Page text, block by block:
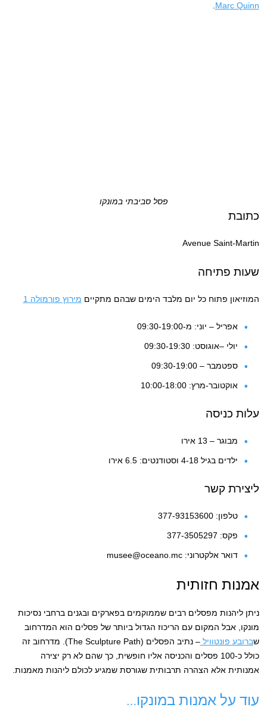
Marc Quinn
פסל סביבתי במונקו
כתובת
Avenue Saint-Martin
שעות פתיחה
המוזיאון פתוח כל יום מלבד הימים שבהם מתקיים מירוץ פורמולה 1
אפריל – יוני: מ-09:30-19:00
יולי –אוגוסט: 09:30-19:30
ספטמבר – 09:30-19:00
אוקטובר-מרץ: 10:00-18:00
עלות כניסה
מבוגר – 13 אירו
ילדים בגיל 4-18 וסטודנטים: 6.5 אירו
ליצירת קשר
טלפון: 377-93153600
פקס: 377-3505297
דואר אלקטרוני: musee@oceano.mc
אמנות חזותית
ניתן ליהנות מפסלים רבים שממוקמים בפארקים ובגנים ברחבי נסיכות
מונקו, אבל המקום עם הריכוז הגדול ביותר של פסלים הוא המדרחוב
שברובע פונטוויל
– נתיב הפסלים (The Sculpture Path). מדרחוב זה
כולל כ-100 פסלים והכניסה אליו חופשית, כך שהם לא רק יצירה
אמנותית אלא הצהרה תרבותית שגורסת שמגיע לכולם ליהנות מאמנות.
עוד על אמנות במונקו…